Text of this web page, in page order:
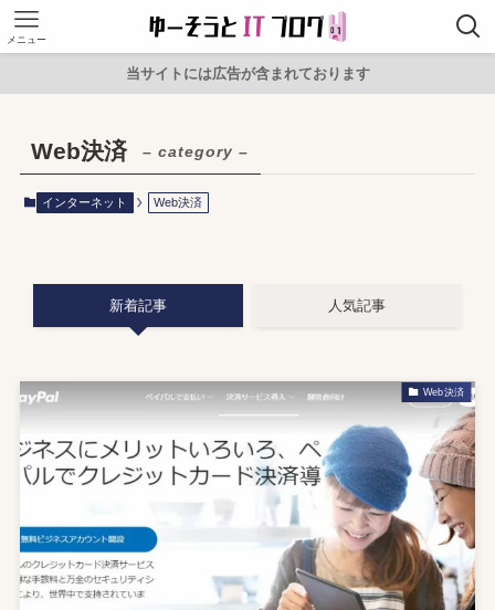
メニュー
当サイトには広告が含まれております
Web決済 – category –
インターネット Web決済
新着記事 人気記事
Web決済